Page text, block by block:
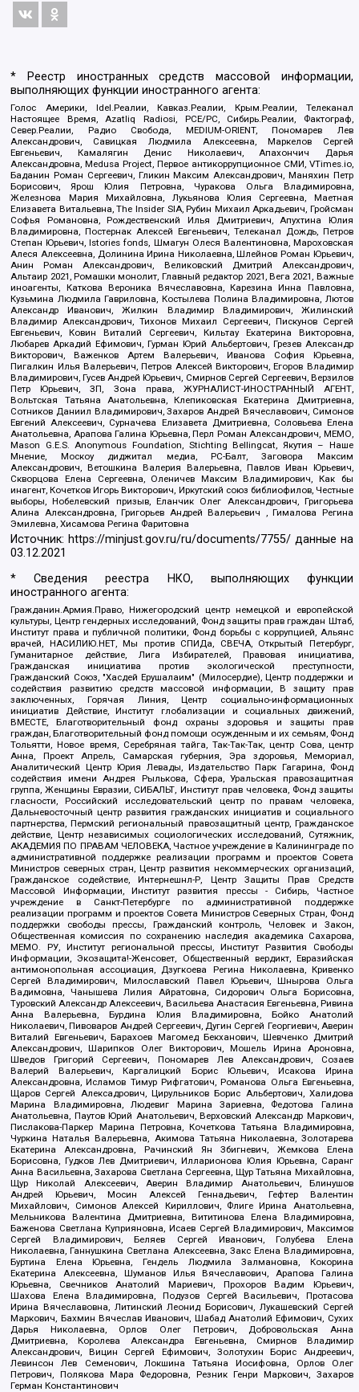
* Реестр иностранных средств массовой информации,
выполняющих функции иностранного агента:
Голос Америки, Idel.Реалии, Кавказ.Реалии, Крым.Реалии, Телеканал
Настоящее Время, Azatliq Radiosi, PCE/PC, Сибирь.Реалии, Фактограф,
Север.Реалии, Радио Свобода, MEDIUM-ORIENT, Пономарев Лев
Александрович, Савицкая Людмила Алексеевна, Маркелов Сергей
Евгеньевич, Камалягин Денис Николаевич, Апахончич Дарья
Александровна, Medusa Project, Первое антикоррупционное СМИ, VTimes.io,
Баданин Роман Сергеевич, Гликин Максим Александрович, Маняхин Петр
Борисович, Ярош Юлия Петровна, Чуракова Ольга Владимировна,
Железнова Мария Михайловна, Лукьянова Юлия Сергеевна, Маетная
Елизавета Витальевна, The Insider SIA, Рубин Михаил Аркадьевич, Гройсман
Софья Романовна, Рождественский Илья Дмитриевич, Апухтина Юлия
Владимировна, Постернак Алексей Евгеньевич, Телеканал Дождь, Петров
Степан Юрьевич, Istories fonds, Шмагун Олеся Валентиновна, Мароховская
Алеся Алексеевна, Долинина Ирина Николаевна, Шлейнов Роман Юрьевич,
Анин Роман Александрович, Великовский Дмитрий Александрович,
Альтаир 2021, Ромашки монолит, Главный редактор 2021, Вега 2021, Важные
иноагенты, Каткова Вероника Вячеславовна, Карезина Инна Павловна,
Кузьмина Людмила Гавриловна, Костылева Полина Владимировна, Лютов
Александр Иванович, Жилкин Владимир Владимирович, Жилинский
Владимир Александрович, Тихонов Михаил Сергеевич, Пискунов Сергей
Евгеньевич, Ковин Виталий Сергеевич, Кильтау Екатерина Викторовна,
Любарев Аркадий Ефимович, Гурман Юрий Альбертович, Грезев Александр
Викторович, Важенков Артем Валерьевич, Иванова София Юрьевна,
Пигалкин Илья Валерьевич, Петров Алексей Викторович, Егоров Владимир
Владимирович, Гусев Андрей Юрьевич, Смирнов Сергей Сергеевич, Верзилов
Петр Юрьевич, ЗП, Зона права, ЖУРНАЛИСТ-ИНОСТРАННЫЙ АГЕНТ,
Вольтская Татьяна Анатольевна, Клепиковская Екатерина Дмитриевна,
Сотников Даниил Владимирович, Захаров Андрей Вячеславович, Симонов
Евгений Алексеевич, Сурначева Елизавета Дмитриевна, Соловьева Елена
Анатольевна, Арапова Галина Юрьевна, Перл Роман Александрович, МЕМО,
Mason G.E.S. Anonymous Foundation, Stichting Bellingcat, Якутия – Наше
Мнение, Москоу диджитал медиа, РС-Балт, Заговора Максим
Александрович, Ветошкина Валерия Валерьевна, Павлов Иван Юрьевич,
Скворцова Елена Сергеевна, Оленичев Максим Владимирович, Как бы
инагент, Кочетков Игорь Викторович, Иркутский союз библиофилов, Честные
выборы, Нобелевский призыв, Еланчик Олег Александрович, Григорьева
Алина Александровна, Григорьев Андрей Валерьевич , Гималова Регина
Эмилевна, Хисамова Регина Фаритовна
Источник: https://minjust.gov.ru/ru/documents/7755/ данные на
03.12.2021
* Сведения реестра НКО, выполняющих функции
иностранного агента:
Гражданин.Армия.Право, Нижегородский центр немецкой и европейской
культуры, Центр гендерных исследований, Фонд защиты прав граждан Штаб,
Институт права и публичной политики, Фонд борьбы с коррупцией, Альянс
врачей, НАСИЛИЮ.НЕТ, Мы против СПИДа, СВЕЧА, Открытый Петербург,
Гуманитарное действие, Лига Избирателей, Правовая инициатива,
Гражданская инициатива против экологической преступности,
Гражданский Союз, "Хасдей Ерушалаим" (Милосердие), Центр поддержки и
содействия развитию средств массовой информации, В защиту прав
заключенных, Горячая Линия, Центр социально-информационных
инициатив Действие, Институт глобализации и социальных движений,
ВМЕСТЕ, Благотворительный фонд охраны здоровья и защиты прав
граждан, Благотворительный фонд помощи осужденным и их семьям, Фонд
Тольятти, Новое время, Серебряная тайга, Так-Так-Так, центр Сова, центр
Анна, Проект Апрель, Самарская губерния, Эра здоровья, Мемориал,
Аналитический Центр Юрия Левады, Издательство Парк Гагарина, Фонд
содействия имени Андрея Рылькова, Сфера, Уральская правозащитная
группа, Женщины Евразии, СИБАЛЬТ, Институт прав человека, Фонд защиты
гласности, Российский исследовательский центр по правам человека,
Дальневосточный центр развития гражданских инициатив и социального
партнерства, Пермский региональный правозащитный центр, Гражданское
действие, Центр независимых социологических исследований, Сутяжник,
АКАДЕМИЯ ПО ПРАВАМ ЧЕЛОВЕКА, Частное учреждение в Калининграде по
административной поддержке реализации программ и проектов Совета
Министров северных стран, Центр развития некоммерческих организаций,
Гражданское содействие, Интернешнл-Р, Центр Защиты Прав Средств
Массовой Информации, Институт развития прессы - Сибирь, Частное
учреждение в Санкт-Петербурге по административной поддержке
реализации программ и проектов Совета Министров Северных Стран, Фонд
поддержки свободы прессы, Гражданский контроль, Человек и Закон,
Общественная комиссия по сохранению наследия академика Сахарова,
МЕМО. РУ, Институт региональной прессы, Институт Развития Свободы
Информации, Экозащита!-Женсовет, Общественный вердикт, Евразийская
антимонопольная ассоциация, Дзугкоева Регина Николаевна, Кривенко
Сергей Владимирович, Милославский Павел Юрьевич, Шнырова Ольга
Вадимовна, Чанышева Лилия Айратовна, Сидорович Ольга Борисовна,
Туровский Александр Алексеевич, Васильева Анастасия Евгеньевна, Ривина
Анна Валерьевна, Бурдина Юлия Владимировна, Бойко Анатолий
Николаевич, Пивоваров Андрей Сергеевич, Дугин Сергей Георгиевич, Аверин
Виталий Евгеньевич, Барахоев Магомед Бекханович, Шевченко Дмитрий
Александрович, Шарипков Олег Викторович, Мошель Ирина Ароновна,
Шведов Григорий Сергеевич, Пономарев Лев Александрович, Созаев
Валерий Валерьевич, Каргалицкий Борис Юльевич, Исакова Ирина
Александровна, Исламов Тимур Рифгатович, Романова Ольга Евгеньевна,
Щаров Сергей Алексадрович, Цирульников Борис Альбертович, Халидова
Марина Владимировна, Людевиг Марина Зариевна, Федотова Галина
Анатольевна, Паутов Юрий Анатольевич, Верховский Александр Маркович,
Пислакова-Паркер Марина Петровна, Кочеткова Татьяна Владимировна,
Чуркина Наталья Валерьевна, Акимова Татьяна Николаевна, Золотарева
Екатерина Александровна, Рачинский Ян Збигневич, Жемкова Елена
Борисовна, Гудков Лев Дмитриевич, Илларионова Юлия Юрьевна, Саранг
Анна Васильевна, Захарова Светлана Сергеевна, Щур Татьяна Михайловна,
Щур Николай Алексеевич, Аверин Владимир Анатольевич, Блинушов
Андрей Юрьевич, Мосин Алексей Геннадьевич, Гефтер Валентин
Михайлович, Симонов Алексей Кириллович, Флиге Ирина Анатольевна,
Мельникова Валентина Дмитриевна, Вититинова Елена Владимировна,
Баженова Светлана Куприяновна, Исаев Сергей Владимирович, Максимов
Сергей Владимирович, Беляев Сергей Иванович, Голубева Елена
Николаевна, Ганнушкина Светлана Алексеевна, Закс Елена Владимировна,
Буртина Елена Юрьевна, Гендель Людмила Залмановна, Кокорина
Екатерина Алексеевна, Шуманов Илья Вячеславович, Арапова Галина
Юрьевна, Свечников Анатолий Мариевич, Прохоров Вадим Юрьевич,
Шахова Елена Владимировна, Подузов Сергей Васильевич, Протасова
Ирина Вячеславовна, Литинский Леонид Борисович, Лукашевский Сергей
Маркович, Бахмин Вячеслав Иванович, Шабад Анатолий Ефимович, Сухих
Дарья Николаевна, Орлов Олег Петрович, Добровольская Анна
Дмитриевна, Королева Александра Евгеньевна, Смирнов Владимир
Александрович, Вицин Сергей Ефимович, Золотухин Борис Андреевич,
Левинсон Лев Семенович, Локшина Татьяна Иосифовна, Орлов Олег
Петрович, Полякова Мара Федоровна, Резник Генри Маркович, Захаров
Герман Константинович